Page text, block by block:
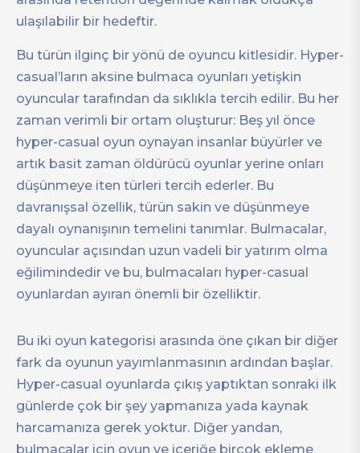
ulaşılabilir bir hedeftir.
Bu türün ilginç bir yönü de oyuncu kitlesidir. Hyper-
casual’ların aksine bulmaca oyunları yetişkin
oyuncular tarafından da sıklıkla tercih edilir. Bu her
zaman verimli bir ortam oluşturur: Beş yıl önce
hyper-casual oyun oynayan insanlar büyürler ve
artık basit zaman öldürücü oyunlar yerine onları
düşünmeye iten türleri tercih ederler. Bu
davranışsal özellik, türün sakin ve düşünmeye
dayalı oynanışının temelini tanımlar. Bulmacalar,
oyuncular açısından uzun vadeli bir yatırım olma
eğilimindedir ve bu, bulmacaları hyper-casual
oyunlardan ayıran önemli bir özelliktir.
Bu iki oyun kategorisi arasında öne çıkan bir diğer
fark da oyunun yayımlanmasının ardından başlar.
Hyper-casual oyunlarda çıkış yaptıktan sonraki ilk
günlerde çok bir şey yapmanıza yada kaynak
harcamanıza gerek yoktur. Diğer yandan,
bulmacalar için oyun ve içeriğe birçok ekleme